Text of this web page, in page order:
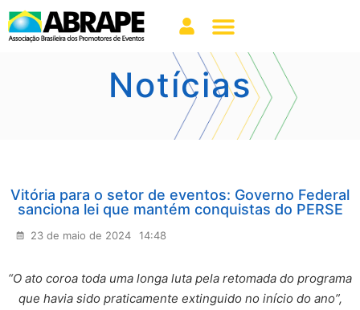
Notícias
Vitória para o setor de eventos: Governo Federal
sanciona lei que mantém conquistas do PERSE
23 de maio de 2024 14:48
“O ato coroa toda uma longa luta pela retomada do programa
que havia sido praticamente extinguido no início do ano”,